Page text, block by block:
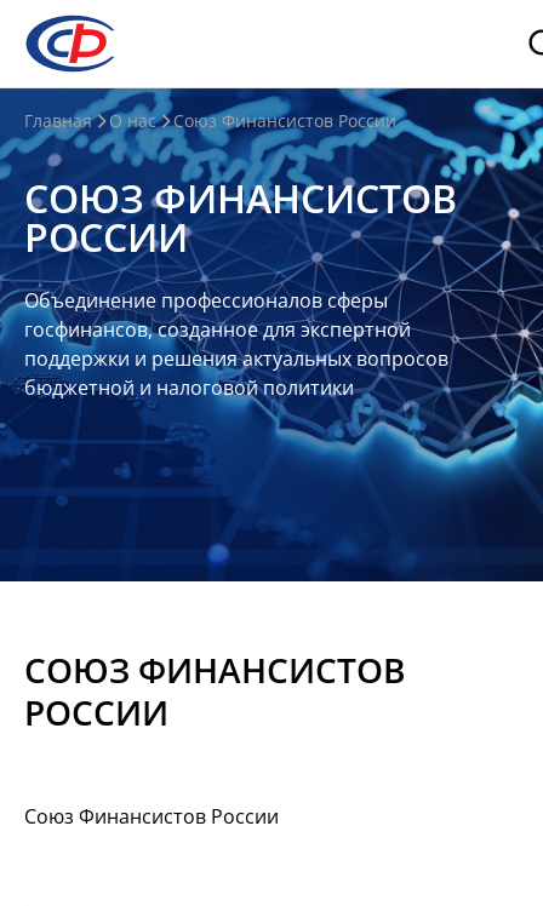
О
нас
О
СФР
Совет
Союза
Участники
Планы
отчеты
Контакты
Материалы
Главная О нас Союз Финансистов России
СОЮЗ ФИНАНСИСТОВ
РОССИИ
Объединение профессионалов сферы
госфинансов, созданное для экспертной
поддержки и решения актуальных вопросов
бюджетной и налоговой политики
СОЮЗ ФИНАНСИСТОВ
РОССИИ
Союз Финансистов России